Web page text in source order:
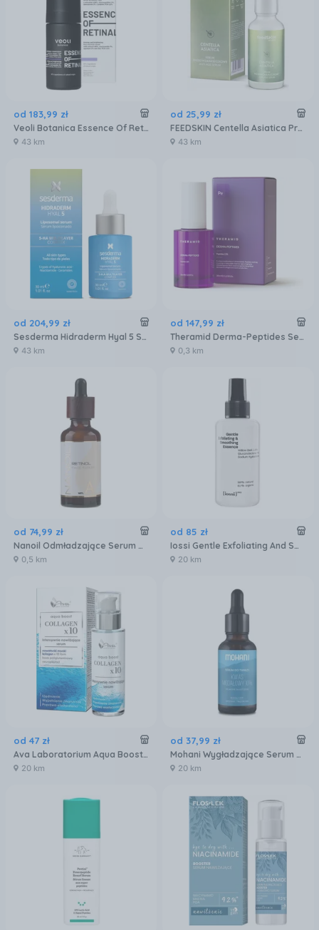
od 183,99 zł
Veoli Botanica Essence Of Retinal Ujędrniająco-Rozjaśniające Serum Do Twarzy 30Ml
43 km
od 25,99 zł
FEEDSKIN Centella Asiatica Przeciwzmarszczkowe serum z wąkrotą azjatycką, 30 ml
43 km
od 204,99 zł
Sesderma Hidraderm Hyal 5 Serum
43 km
od 147,99 zł
Theramid Derma-Peptides Serum do Twarzy 30ml
0,3 km
od 74,99 zł
Nanoil Odmładzające Serum Do Twarzy Z Retinolem Face Serum Retinol 50 ml
0,5 km
od 85 zł
Iossi Gentle Exfoliating And Smoothing Essence Esencja Serum Złuszczająco Wygładzająca 100 ml
20 km
od 47 zł
Ava Laboratorium Aqua Boost Collagen Inetnsywnie Nawilżające Serum Do Twarzy 30ml
20 km
od 37,99 zł
Mohani Wygładzające Serum Z Kwasem Migdałowym 10% I Salicylowym 2% 30 ml
20 km